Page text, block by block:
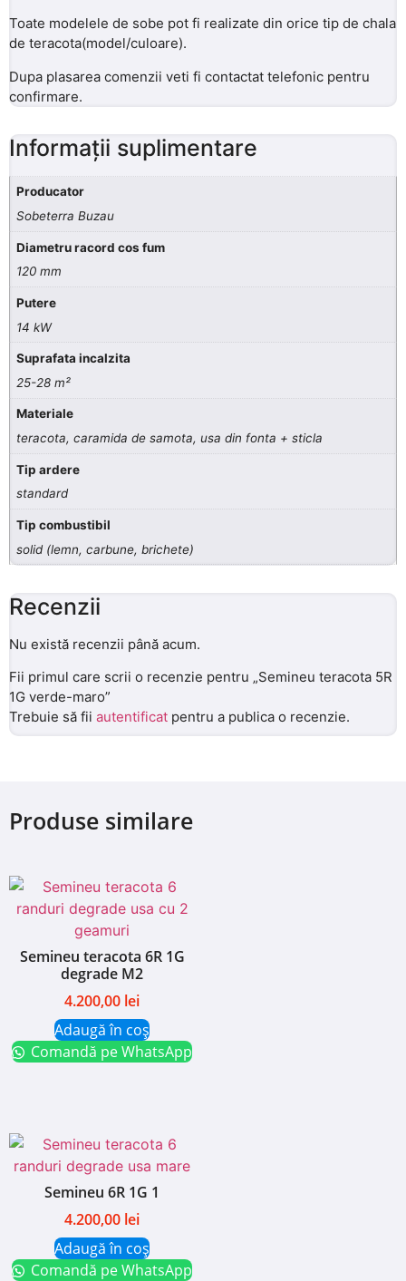
Toate modelele de sobe pot fi realizate din orice tip de chala
de teracota(model/culoare).
Dupa plasarea comenzii veti fi contactat telefonic pentru
confirmare.
Informații suplimentare
Producator
Sobeterra Buzau
Diametru racord cos fum
120 mm
Putere
14 kW
Suprafata incalzita
25-28 m²
Materiale
teracota, caramida de samota, usa din fonta + sticla
Tip ardere
standard
Tip combustibil
solid (lemn, carbune, brichete)
Recenzii
Nu există recenzii până acum.
Fii primul care scrii o recenzie pentru „Semineu teracota 5R
1G verde-maro”
Trebuie să fii autentificat pentru a publica o recenzie.
Produse similare
Semineu teracota 6R 1G
degrade M2
4.200,00 lei
Adaugă în coș
Comandă pe WhatsApp
Semineu 6R 1G 1
4.200,00 lei
Adaugă în coș
Comandă pe WhatsApp